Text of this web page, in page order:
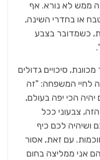
ממש לא נורא. אף
או בחדרי השינה,
כשמדובר בצבע
סיכויים גדולים
לחיי המשפחה: "זה
הכי יפה בעולם,
צבעוני ככל
ושיהיה לכם כיף
עם זאת, אסור
אני ממליצה בחום